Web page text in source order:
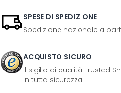
SPESE DI SPEDIZIONE
Spedizione nazionale a
ACQUISTO SICURO
Il sigillo di qualità Trusted
in tutta sicurezza.